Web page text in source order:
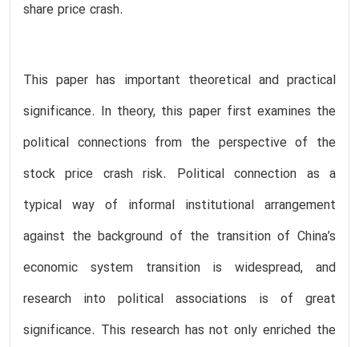
share price crash.
This paper has important theoretical and practical
significance. In theory, this paper first examines the
political connections from the perspective of the
stock price crash risk. Political connection as a
typical way of informal institutional arrangement
against the background of the transition of China’s
economic system transition is widespread, and
research into political associations is of great
significance. This research has not only enriched the